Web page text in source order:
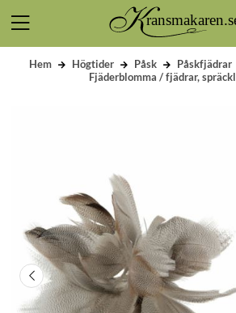
Hem Högtider Påsk Påskfjädrar
Fjäderblomma / fjädrar,